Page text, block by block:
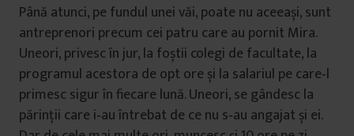
Până atunci, pe fundul unei văi, poate nu aceeași, sunt
antreprenori precum cei patru care au pornit Mira.
Uneori, privesc în jur, la foștii colegi de facultate, la
programul acestora de opt ore și la salariul pe care‑l
primesc sigur în fiecare lună. Uneori, se gândesc la
părinții care i‑au întrebat de ce nu s‑au angajat și ei.